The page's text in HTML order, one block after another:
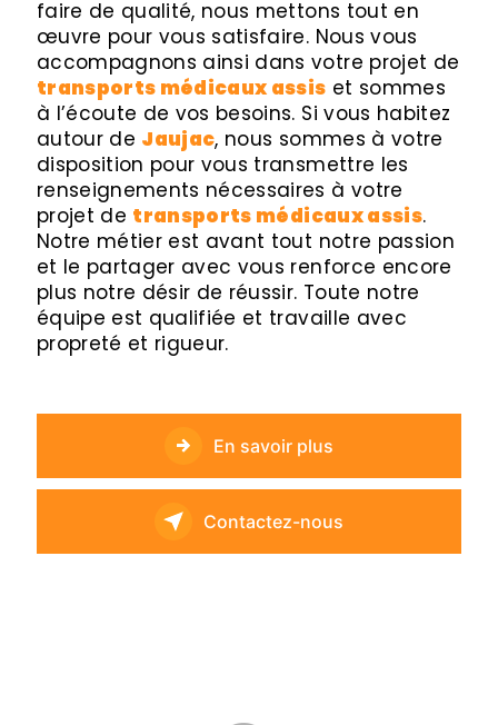
faire de qualité, nous mettons tout en
œuvre pour vous satisfaire. Nous vous
accompagnons ainsi dans votre projet de
transports médicaux assis et sommes
à l’écoute de vos besoins. Si vous habitez
autour de Jaujac, nous sommes à votre
disposition pour vous transmettre les
renseignements nécessaires à votre
projet de transports médicaux assis.
Notre métier est avant tout notre passion
et le partager avec vous renforce encore
plus notre désir de réussir. Toute notre
équipe est qualifiée et travaille avec
propreté et rigueur.
En savoir plus
Contactez-nous